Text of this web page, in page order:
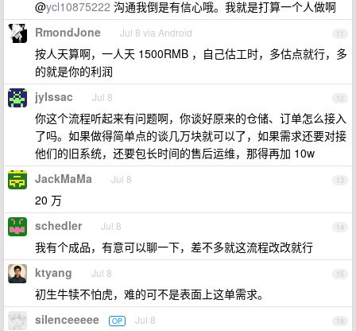
@ycl10875222 沟通我倒是有信心哦。我就是打算一个人做啊
11
RmondJone Jul 8 via Android
按人天算啊，一人天 1500RMB ，自己估工时，多估点就行，多
的就是你的利润
12
jyIssac Jul 8
你这个流程听起来有问题啊，你谈好原来的仓储、订单怎么接入
了吗。如果做得简单点的谈几万块就可以了，如果需求还要对接
他们的旧系统，还要包长时间的售后运维，那得再加 10w
13
JackMaMa Jul 8
20 万
14
schedler Jul 8
我有个成品，有意可以聊一下，差不多就这流程改改就行
15
ktyang Jul 8
初生牛犊不怕虎，难的可不是表面上这单需求。
16
silenceeeee OP Jul 8